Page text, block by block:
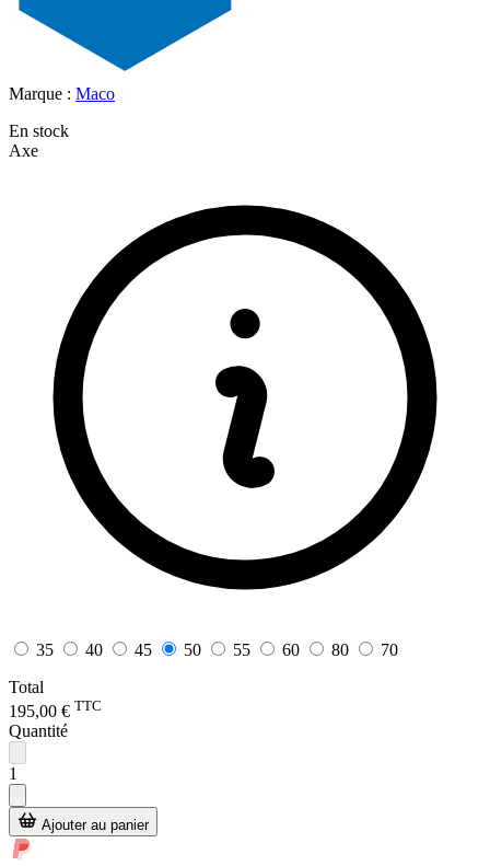
Marque : Maco
En stock
Axe
35 40 45 50 55 60 80
70
Total
195,00 € TTC
Quantité
1
Ajouter au panier